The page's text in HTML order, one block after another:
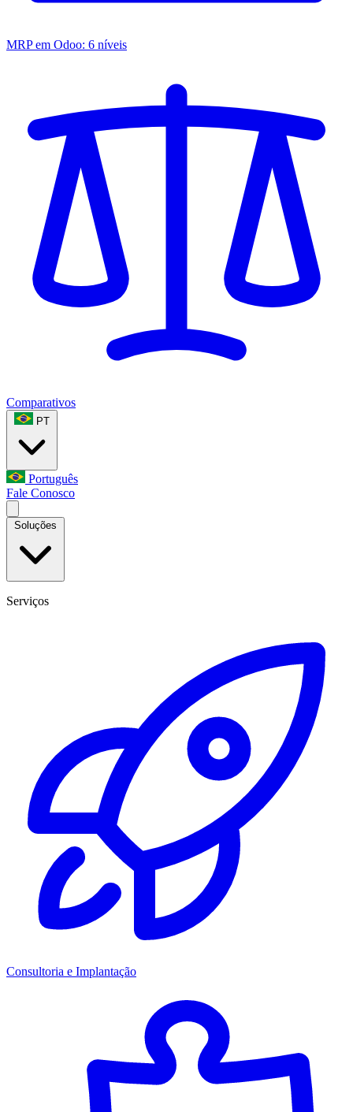
MRP em Odoo: 6 níveis
Comparativos
PT
Português
Fale Conosco
Soluções
Serviços
Consultoria e Implantação